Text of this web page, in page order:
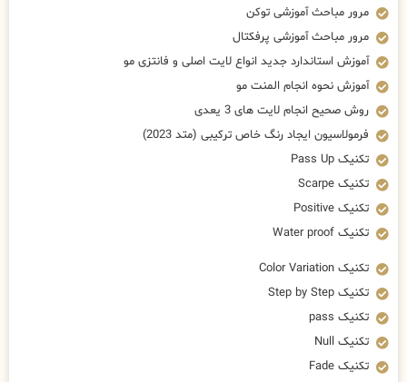
مرور مباحث آموزشی توکن
مرور مباحث آموزشی پرفکتال
آموزش استاندارد جدید انواع لایت اصلی و فانتزی مو
آموزش نحوه انجام المنت مو
روش صحیح انجام لایت های 3 یعدی
فرمولاسیون ایجاد رنگ خاص ترکیبی (متد 2023)
تکنیک Pass Up
تکنیک Scarpe
تکنیک Positive
تکنیک Water proof
تکنیک Color Variation
تکنیک Step by Step
تکنیک pass
تکنیک Null
تکنیک Fade